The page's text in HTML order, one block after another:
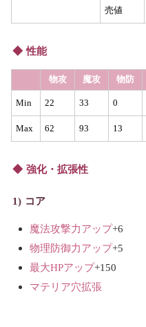
売値
性能
物攻 魔攻 物防
Min 22 33 0
Max 62 93 13
強化・拡張性
コア
魔法攻撃力アップ+6
物理防御力アップ+5
最大HPアップ+150
マテリア穴拡張